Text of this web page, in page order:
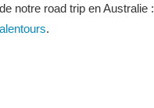
notre road trip en Australie :
.